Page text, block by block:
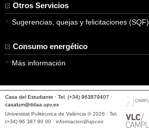
Otros Servicios
Sugerencias, quejas y felicitaciones (SQF)
Consumo energético
Más información
Casa del Estudiante · Tel. (+34) 963879407 ·
casalum@ddaa.upv.es
Universitat Politècnica de València © 2026 · Tel.
(+34) 96 387 90 00 · informacion@upv.es